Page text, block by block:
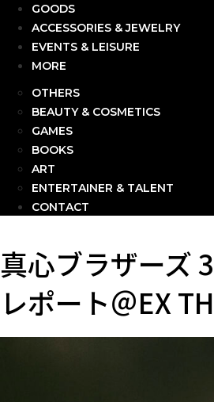
GOODS
ACCESSORIES & JEWELRY
EVENTS & LEISURE
MORE
OTHERS
BEAUTY & COSMETICS
GAMES
BOOKS
ART
ENTERTAINER & TALENT
CONTACT
真心ブラザーズ
レポート＠EX